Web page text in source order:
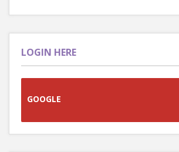
LOGIN HERE
GOOGLE